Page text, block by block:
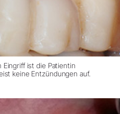
Eingriff ist die Patientin
keine Entzündungen auf.